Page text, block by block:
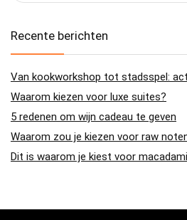
Recente berichten
Van kookworkshop tot stadsspel:
Waarom kiezen voor luxe suites?
5 redenen om wijn cadeau te geven
Waarom zou je kiezen voor raw
Dit is waarom je kiest voor